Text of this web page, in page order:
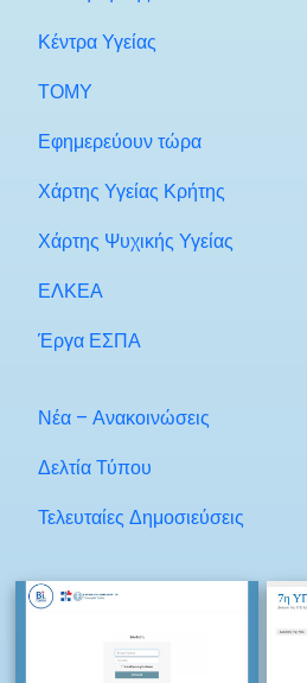
Κέντρα Υγείας
ΤΟΜΥ
Εφημερεύουν τώρα
Χάρτης Υγείας Κρήτης
Χάρτης Ψυχικής Υγείας
ΕΛΚΕΑ
Έργα ΕΣΠΑ
Νέα – Ανακοινώσεις
Δελτία Τύπου
Τελευταίες Δημοσιεύσεις